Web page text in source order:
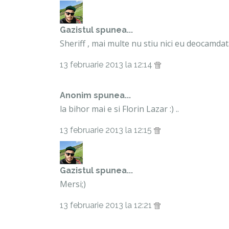
Gazistul spunea...
Sheriff , mai multe nu stiu nici eu
13 februarie 2013 la 12:14
Anonim spunea...
la bihor mai e si Florin Lazar :) ..
13 februarie 2013 la 12:15
Gazistul spunea...
Mersi;)
13 februarie 2013 la 12:21